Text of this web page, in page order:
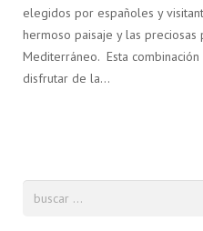
elegidos por españoles y
hermoso paisaje y las preciosas
Mediterráneo. Esta
disfrutar de la…